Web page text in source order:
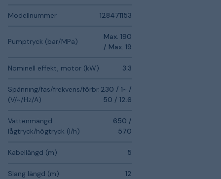
Modellnummer 128471153
Pumptryck (bar/MPa)
Max. 190
/ Max. 19
Nominell effekt, motor (kW) 3.3
Spänning/fas/frekvens/förbr.
(V/~/Hz/A)
230 / 1~ /
50 / 12.6
Vattenmängd
lågtryck/högtryck (l/h)
650 /
570
Kabellängd (m) 5
Slang längd (m) 12